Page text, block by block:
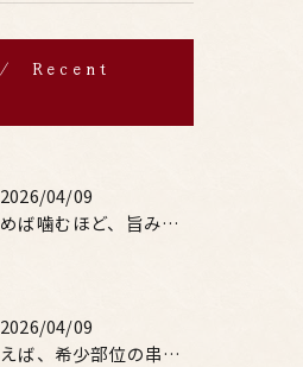
Recent
2026/04/09
噛めば噛むほど、旨みがあふれる。
2026/04/09
例えば、希少部位の串を試したり、季節限定の地酒を味わったりす...